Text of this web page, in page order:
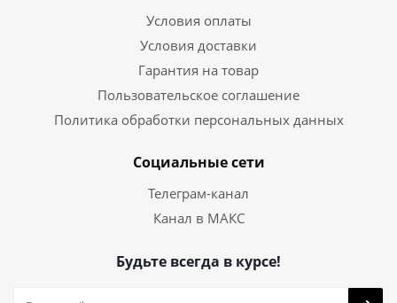
Условия оплаты
Условия доставки
Гарантия на товар
Пользовательское соглашение
Политика обработки персональных данных
Социальные сети
Телеграм-канал
Канал в МАКС
Будьте всегда в курсе!